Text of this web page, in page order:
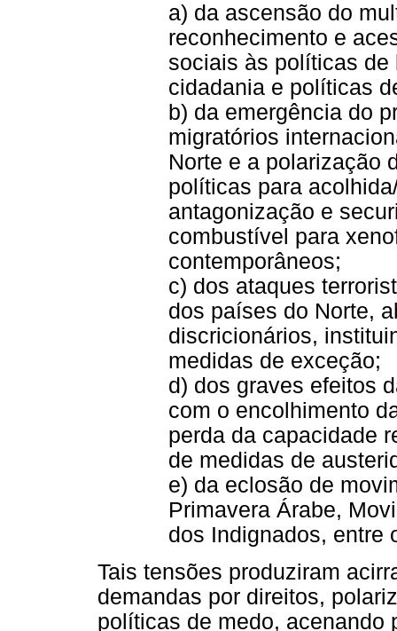
a) da ascensão do
reconhecimento e
sociais às políticas de
cidadania e políticas
b) da emergência do
migratórios
Norte e a polarização
políticas para
antagonização e
combustível para
contemporâneos;
c) dos ataques
dos países do Norte,
discricionários,
medidas de exceção;
d) dos graves efeitos
com o encolhimento
perda da capacidade
de medidas de
e) da eclosão de
Primavera Árabe,
dos Indignados, entre
Tais tensões produziram
demandas por direitos,
políticas de medo, acenando